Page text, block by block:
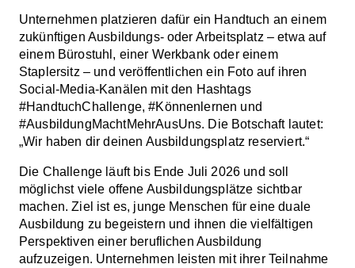
Unternehmen platzieren dafür ein Handtuch an einem
zukünftigen Ausbildungs- oder Arbeitsplatz – etwa auf
einem Bürostuhl, einer Werkbank oder einem
Staplersitz – und veröffentlichen ein Foto auf ihren
Social-Media-Kanälen mit den Hashtags
#HandtuchChallenge, #Könnenlernen und
#AusbildungMachtMehrAusUns. Die Botschaft lautet:
„Wir haben dir deinen Ausbildungsplatz reserviert.“
Die Challenge läuft bis Ende Juli 2026 und soll
möglichst viele offene Ausbildungsplätze sichtbar
machen. Ziel ist es, junge Menschen für eine duale
Ausbildung zu begeistern und ihnen die vielfältigen
Perspektiven einer beruflichen Ausbildung
aufzuzeigen. Unternehmen leisten mit ihrer Teilnahme